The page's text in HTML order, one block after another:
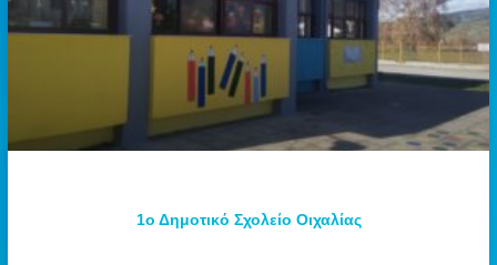
1ο Δημοτικό Σχολείο Οιχαλίας